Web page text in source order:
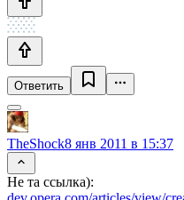
Ответить
TheShock8 янв 2011 в 15:37
Не та ссылка):